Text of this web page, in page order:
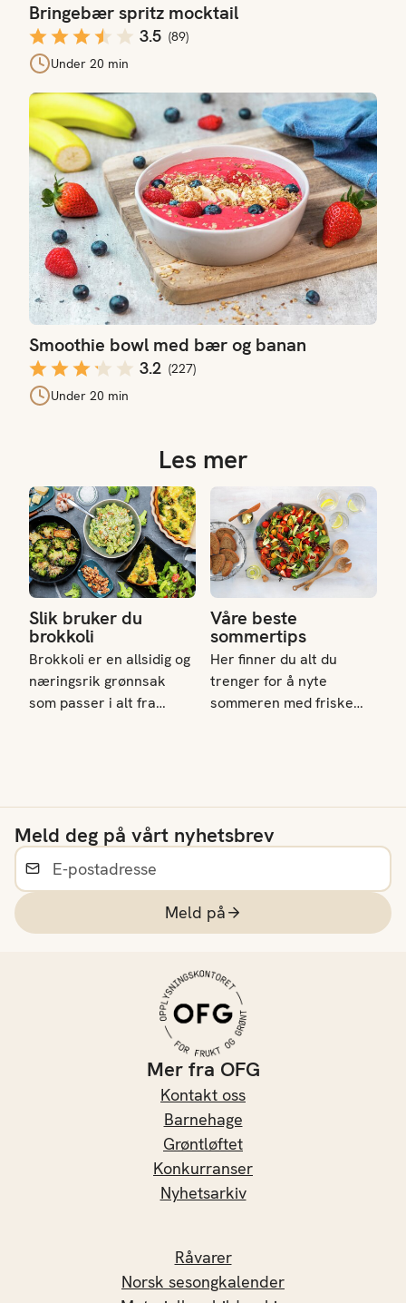
Bringebær spritz mocktail
3.5 (89)
Under 20 min
Smoothie bowl med bær og banan
3.2 (227)
Under 20 min
Smoothie bowl med bær og banan
Les mer
Slik bruker du
brokkoli
Brokkoli er en allsidig og
næringsrik grønnsak
som passer i alt fra
kaloriinnhold – ca. 35
kalorier per 100 gram.
Slik bruker du brokkoli
Våre beste
sommertips
Her finner du alt du
trenger for å nyte
sommeren med friske
pikniker og hyggelige
middager i
Våre beste sommertips
Meld deg på vårt nyhetsbrev
Meld på
Mer fra OFG
Kontakt oss
Barnehage
Grøntløftet
Konkurranser
Nyhetsarkiv
Råvarer
Norsk sesongkalender